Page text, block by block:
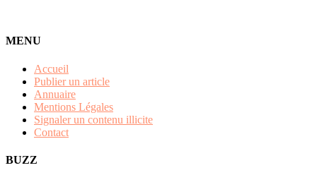
MENU
Accueil
Publier un article
Annuaire
Mentions Légales
Signaler un contenu illicite
Contact
BUZZ